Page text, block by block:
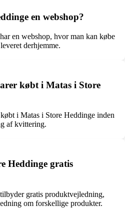
en webshop?
en webshop, hvor man kan købe
derhjemme.
købt i Matas i Store
i Matas i Store Heddinge inden
af kvittering.
Heddinge gratis
gratis produktvejledning,
om forskellige produkter.